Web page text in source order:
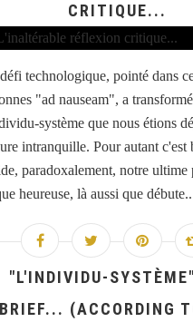
CRITIQUE...
technologique, pointé dans
"ad nauseam", a transformé
système que nous étions
intranquille. Pour autant c'est
paradoxalement, notre ultime
heureuse, là aussi que
"L'INDIVIDU-
BRIEF... (ACCORDING